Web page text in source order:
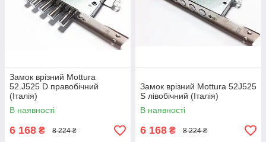
Замок врізний Mottura
52.J525 D правобічний
(Італія)
В наявності
6 168 ₴ 8 224 ₴
Замок врізний Mottura 52J525
S лівобічний (Італія)
В наявності
6 168 ₴ 8 224 ₴